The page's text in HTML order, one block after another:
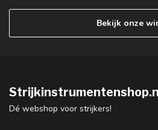
Bekijk onze
Dé webshop voor strijkers!